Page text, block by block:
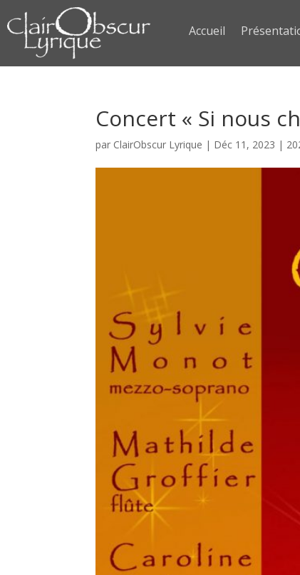
Accueil
Concert « Si nous
par ClairObscur Lyrique | Déc 11, 2023 |